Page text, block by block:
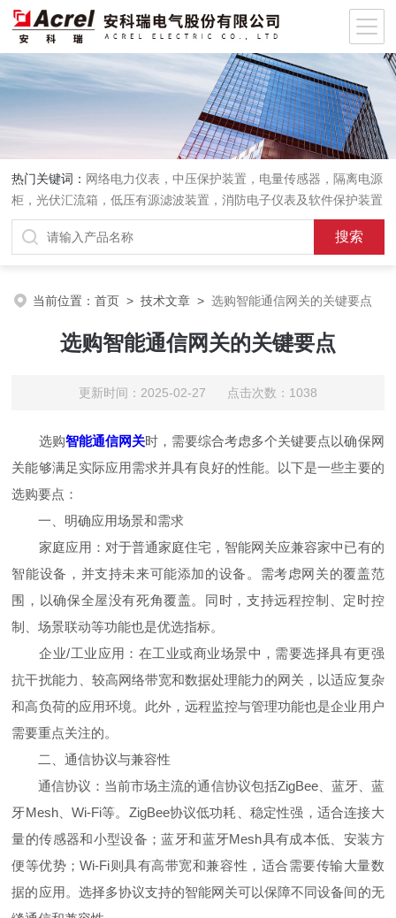
热门关键词： 网络电力仪表，中压保护装置，电量传感器，隔离电源
柜，光伏汇流箱，低压有源滤波装置，消防电子仪表及软件保护装置
当前位置：首页 >技术文章 >选购智能通信网关的关键要点
选购智能通信网关的关键要点
更新时间：2025-02-27 点击次数：1038
选购智能通信网关时，需要综合考虑多个关键要点以确保网
关能够满足实际应用需求并具有良好的性能。以下是一些主要的
选购要点：
一、明确应用场景和需求
家庭应用：对于普通家庭住宅，智能网关应兼容家中已有的
智能设备，并支持未来可能添加的设备。需考虑网关的覆盖范
围，以确保全屋没有死角覆盖。同时，支持远程控制、定时控
制、场景联动等功能也是优选指标。
企业/工业应用：在工业或商业场景中，需要选择具有更强
抗干扰能力、较高网络带宽和数据处理能力的网关，以适应复杂
和高负荷的应用环境。此外，远程监控与管理功能也是企业用户
需要重点关注的。
二、通信协议与兼容性
通信协议：当前市场主流的通信协议包括ZigBee、蓝牙、蓝
牙Mesh、Wi-Fi等。ZigBee协议低功耗、稳定性强，适合连接大
量的传感器和小型设备；蓝牙和蓝牙Mesh具有成本低、安装方
便等优势；Wi-Fi则具有高带宽和兼容性，适合需要传输大量数
据的应用。选择多协议支持的智能网关可以保障不同设备间的无